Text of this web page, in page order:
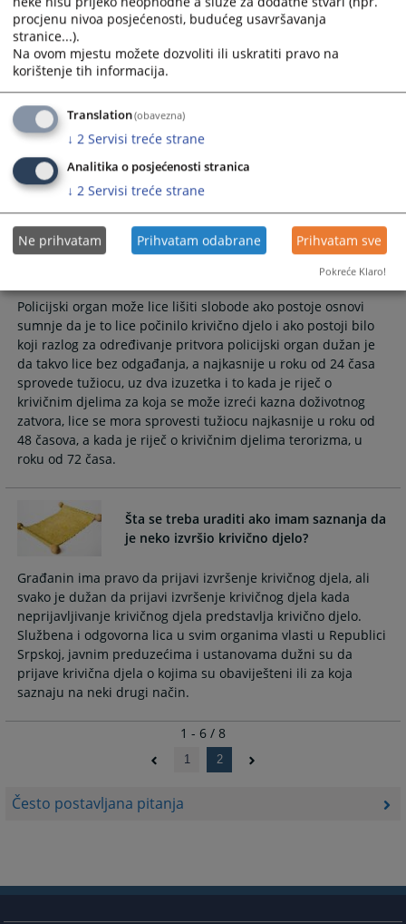
Često postavljana pitanja
Lice koje je lišeno slobode mora na maternjem jeziku ili
jeziku koji razumije odmah biti obaviješteno o razlozima
lišenja slobode i istovremeno prije prvog ispitivanja poučeno
da nije dužno da daje iskaz, niti da odgovara na postavljena
pitanja, da ima pravo da uzme branioca koga može sam
poslije birati, kao i o tome da ima pravo da njegova porodica,
konzularni službenik strane države čiji je državljanin ili
drugo lice koje on odredi budu obaviješteni o njegovom
lišenju slobode.
Koliko dugo može trajati lišenje slobode i
Policijski organ može lice lišiti slobode ako postoje osnovi
sumnje da je to lice počinilo krivično djelo i ako postoji bilo
koji razlog za određivanje pritvora policijski organ dužan je
da takvo lice bez odgađanja, a najkasnije u roku od 24 časa
sprovede tužiocu, uz dva izuzetka i to kada je riječ o
krivičnim djelima za koja se može izreći kazna doživotnog
zatvora, lice se mora sprovesti tužiocu najkasnije u roku od
48 časova, a kada je riječ o krivičnim djelima terorizma, u
roku od 72 časa.
Šta se treba uraditi ako imam saznanja da
je neko izvršio krivično djelo?
Građanin ima pravo da prijavi izvršenje krivičnog djela, ali
svako je dužan da prijavi izvršenje krivičnog djela kada
neprijavljivanje krivičnog djela predstavlja krivično djelo.
Službena i odgovorna lica u svim organima vlasti u Republici
Srpskoj, javnim preduzećima i ustanovama dužni su da
prijave krivična djela o kojima su obaviješteni ili za koja
saznaju na neki drugi način.
1 - 6 / 8
1 2
procjenu nivoa posjećenosti, budućeg usavršavanja
stranice...).
Na ovom mjestu možete dozvoliti ili uskratiti pravo na
korištenje tih informacija.
Translation(obavezna)
↓ 2 Servisi treće strane
Analitika o posjećenosti stranica
↓ 2 Servisi treće strane
Ne prihvatam Prihvatam odabrane Prihvatam sve
Pokreće Klaro!